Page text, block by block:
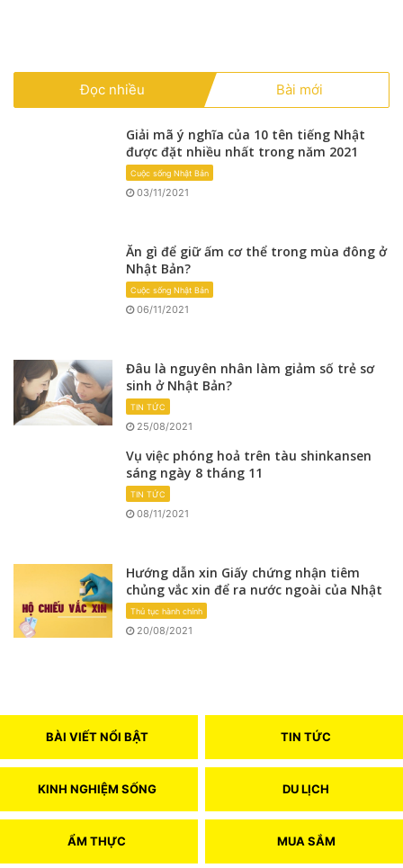
Đọc nhiều Bài mới
Giải mã ý nghĩa của 10 tên tiếng Nhật
được đặt nhiều nhất trong năm 2021
Cuộc sống Nhật Bản
03/11/2021
Ăn gì để giữ ấm cơ thể trong mùa đông ở
Nhật Bản?
Cuộc sống Nhật Bản
06/11/2021
Đâu là nguyên nhân làm giảm số trẻ sơ
sinh ở Nhật Bản?
TIN TỨC
25/08/2021
Vụ việc phóng hoả trên tàu shinkansen
sáng ngày 8 tháng 11
TIN TỨC
08/11/2021
Hướng dẫn xin Giấy chứng nhận tiêm
chủng vắc xin để ra nước ngoài của Nhật
Thủ tục hành chính
20/08/2021
BÀI VIẾT NỔI BẬT TIN TỨC
KINH NGHIỆM SỐNG DU LỊCH
ẨM THỰC MUA SẮM